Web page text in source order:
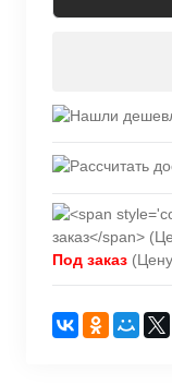
Под заказ